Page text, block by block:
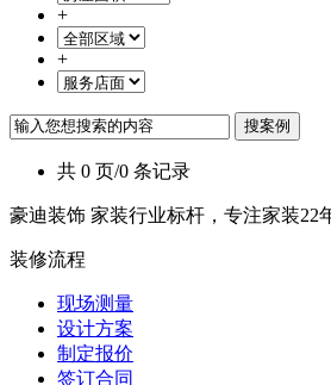
+
+
共 0 页/0 条记录
豪迪装饰 家装行业标杆，专注家装22
装修流程
现场测量
设计方案
制定报价
签订合同